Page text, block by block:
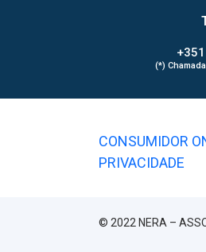
(*)
CONSUMIDOR
PRIVACIDADE
© 2022 NERA –